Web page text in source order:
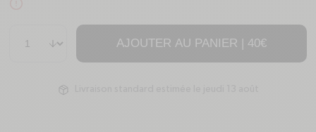
AJOUTER AU PANIER | 40€